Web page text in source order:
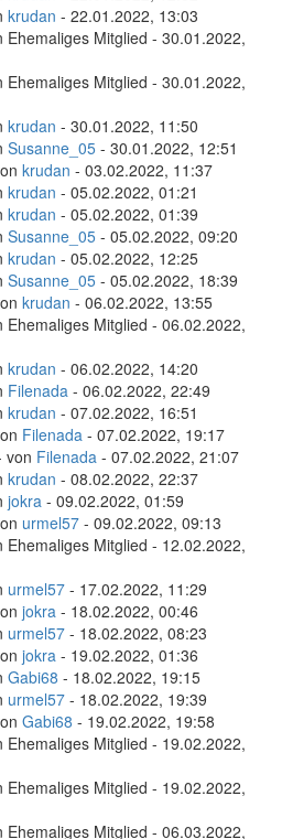
krudan - 22.01.2022, 13:03
Ehemaliges Mitglied - 30.01.2022,
Ehemaliges Mitglied - 30.01.2022,
krudan - 30.01.2022, 11:50
Susanne_05 - 30.01.2022, 12:51
krudan - 03.02.2022, 11:37
krudan - 05.02.2022, 01:21
krudan - 05.02.2022, 01:39
Susanne_05 - 05.02.2022, 09:20
krudan - 05.02.2022, 12:25
Susanne_05 - 05.02.2022, 18:39
krudan - 06.02.2022, 13:55
Ehemaliges Mitglied - 06.02.2022,
krudan - 06.02.2022, 14:20
Filenada - 06.02.2022, 22:49
krudan - 07.02.2022, 16:51
Filenada - 07.02.2022, 19:17
von Filenada - 07.02.2022, 21:07
krudan - 08.02.2022, 22:37
jokra - 09.02.2022, 01:59
urmel57 - 09.02.2022, 09:13
Ehemaliges Mitglied - 12.02.2022,
urmel57 - 17.02.2022, 11:29
jokra - 18.02.2022, 00:46
urmel57 - 18.02.2022, 08:23
jokra - 19.02.2022, 01:36
Gabi68 - 18.02.2022, 19:15
urmel57 - 18.02.2022, 19:39
Gabi68 - 19.02.2022, 19:58
Ehemaliges Mitglied - 19.02.2022,
Ehemaliges Mitglied - 19.02.2022,
Ehemaliges Mitglied - 06.03.2022,